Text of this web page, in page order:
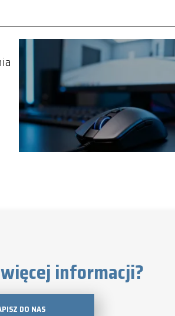
informacji?
DO NAS